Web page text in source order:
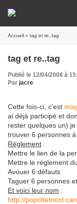
Accueil » tag et re..tag
tag et re..tag
Publié le 12/04/2008 à
Par jacre
Cette fois-ci, c'est
ai déjà participé et
rester quelques un)
trouver 6 personnes à
Réglement :
Mettre le lien de la
Mettre le réglement
Avouer 6 défauts
Taguer 6 personnes
Et voici leur nom :
http://